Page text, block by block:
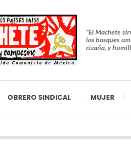
“El Machete
los bosques
cizaña, y
OBRERO SINDICAL MUJER